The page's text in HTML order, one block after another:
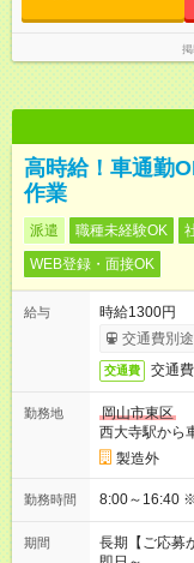
高時給！車通勤
作業
派遣 職種未経験OK
WEB登録・面接OK
給与
時給1300円
交通費別
交通費 交通
勤務地
岡山市東区
西大寺駅から
製造外
勤務時間
期間
長期【ご応募